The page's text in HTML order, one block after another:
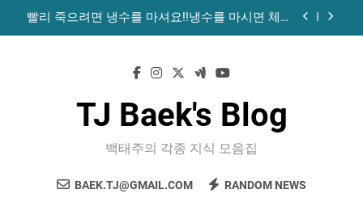
빨리 죽으려면 냉수를 마셔요!!냉수를 마시면 체온
어진다. : 네이버 블로그
– 인사이트
습관만 바꿔도 ‘뱃살’ 빠지는 좋은 생활습관 6가지 :
네이버 블로그
빨리 죽으려면 냉수를 마셔요!!냉수를 마시면 체온
30% 기초 대사력은 12%가 떨어진다. 그뿐 아니라
나눔팩토리 – ‘정신 건강’에 좋지 않은 최악의 습관
TJ Baek's Blog
백태주의 각종 지식 모음집
BAEK.TJ@GMAIL.COM RANDOM NEWS